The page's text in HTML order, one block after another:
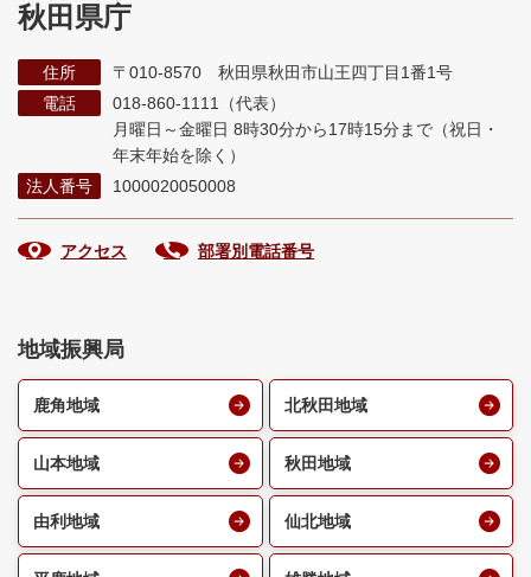
秋田県庁
住所
〒010-8570 秋田県秋田市山王四丁目1番1号
電話
018-860-1111（代表）
月曜日～金曜日 8時30分から17時15分まで （祝日・
年末年始を除く）
法人番号
1000020050008
アクセス 部署別電話番号
地域振興局
鹿角地域 北秋田地域
山本地域 秋田地域
由利地域 仙北地域